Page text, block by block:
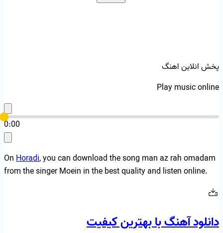
پخش انلاین اهنگ
Play music online
0:00
OnHoradi, you can download the song man az rah omadam
from the singer Moein in the best quality and listen online.
دانلود آهنگ با بهترین کیفیت